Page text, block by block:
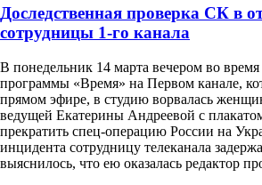
Доследственная проверка СК в
сотрудницы 1-го канала
В понедельник 14 марта вечером во
программы «Время» на Первом канале,
прямом эфире, в студию ворвалась
ведущей Екатерины Андреевой с
прекратить спец-операцию России на
инцидента сотрудницу телеканала
выяснилось, что ею оказалась редактор